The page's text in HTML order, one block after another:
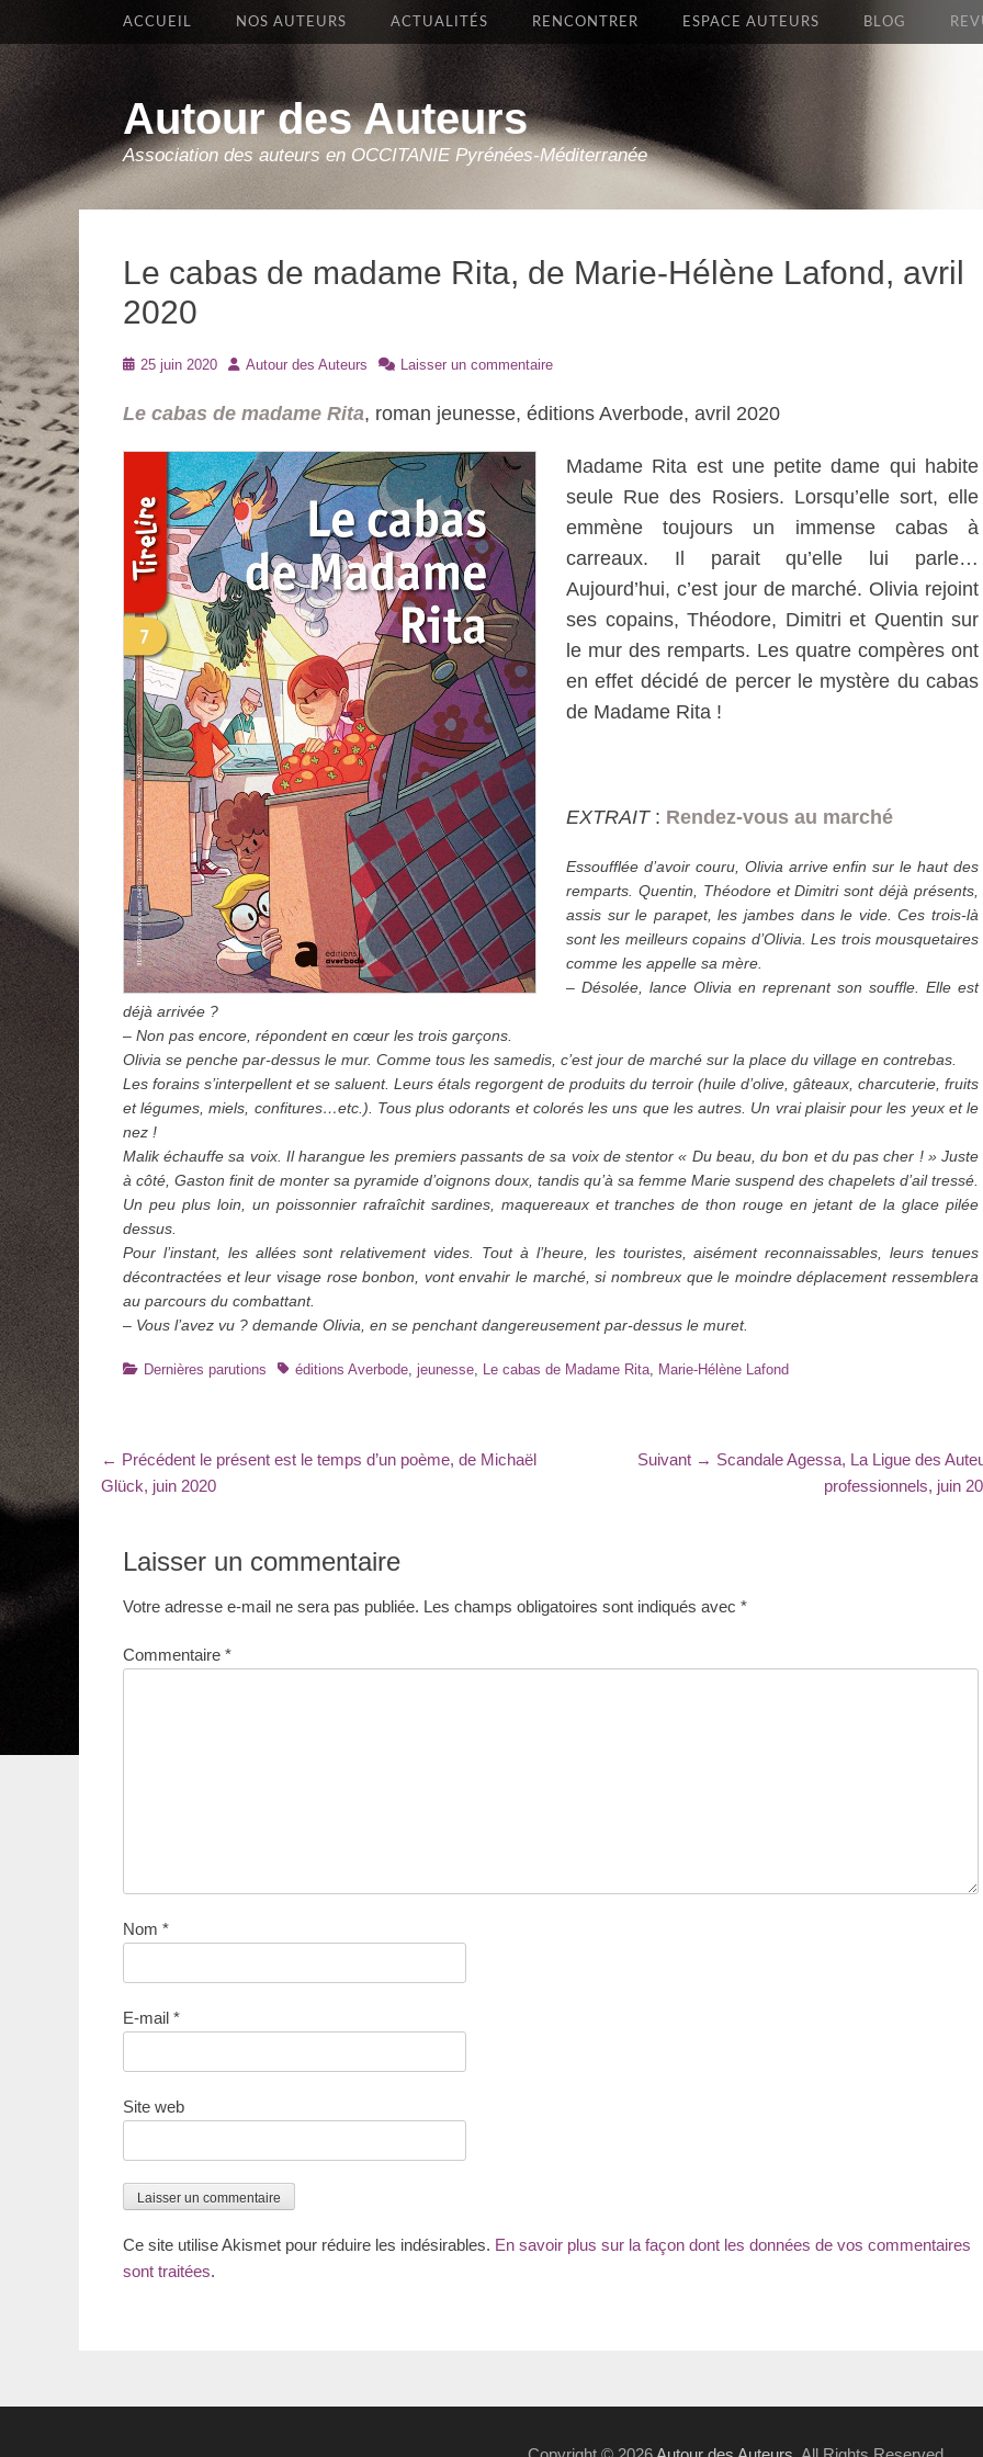
Autour des Auteurs
Association des auteurs en OCCITANIE Pyrénées-Méditerranée
Premier Menu
Aller
ACCUEIL NOS AUTEURS ACTUALITÉS RENCONTRER ESPACE AUTEURS BLOG
Le cabas de madame Rita, de Marie-Hélène Lafond, avril
2020
Posté25 juin 2020 Auteur
Autour des Auteurs Laisser un commentaire
Le cabas de madame Rita, roman jeunesse, éditions Averbode, avril 2020
Madame Rita est une petite dame qui habite
seule Rue des Rosiers. Lorsqu’elle sort, elle
emmène toujours un immense cabas à
carreaux. Il parait qu’elle lui parle…
Aujourd’hui, c’est jour de marché. Olivia rejoint
ses copains, Théodore, Dimitri et Quentin sur
le mur des remparts. Les quatre compères ont
en effet décidé de percer le mystère du cabas
de Madame Rita !
EXTRAIT : Rendez-vous au marché
Essoufflée d’avoir couru, Olivia arrive enfin sur le haut des
remparts. Quentin, Théodore et Dimitri sont déjà présents,
assis sur le parapet, les jambes dans le vide. Ces trois-là
sont les meilleurs copains d’Olivia. Les trois mousquetaires
comme les appelle sa mère.
– Désolée, lance Olivia en reprenant son souffle. Elle est
déjà arrivée ?
– Non pas encore, répondent en cœur les trois garçons.
Olivia se penche par-dessus le mur. Comme tous les samedis, c’est jour de marché sur la place du village en contrebas.
Les forains s’interpellent et se saluent. Leurs étals regorgent de produits du terroir (huile d’olive, gâteaux, charcuterie, fruits
et légumes, miels, confitures…etc.). Tous plus odorants et colorés les uns que les autres. Un vrai plaisir pour les yeux et le
nez !
Malik échauffe sa voix. Il harangue les premiers passants de sa voix de stentor « Du beau, du bon et du pas cher ! » Juste
à côté, Gaston finit de monter sa pyramide d’oignons doux, tandis qu’à sa femme Marie suspend des chapelets d’ail tressé.
Un peu plus loin, un poissonnier rafraîchit sardines, maquereaux et tranches de thon rouge en jetant de la glace pilée
dessus.
Pour l’instant, les allées sont relativement vides. Tout à l’heure, les touristes, aisément reconnaissables, leurs tenues
décontractées et leur visage rose bonbon, vont envahir le marché, si nombreux que le moindre déplacement ressemblera
au parcours du combattant.
– Vous l’avez vu ? demande Olivia, en se penchant dangereusement par-dessus le muret.
Catégories
Dernières parutions Tagséditions Averbode, jeunesse, Le cabas de Madame Rita, Marie-Hélène Lafond
Navigation
de
← Précédent Article
précédent
le présent est le temps d’un poème, de Michaël
Glück, juin 2020
Suivant → Article
Scandale Agessa, La Ligue des
professionnels, juin
Laisser un commentaire
Votre adresse e-mail ne sera pas publiée. Les champs obligatoires sont indiqués avec *
Commentaire *
Nom *
E-mail *
Site web
Ce site utilise Akismet pour réduire les indésirables. En savoir plus sur la façon dont les données de vos commentaires
sont traitées.